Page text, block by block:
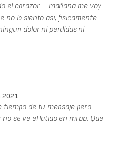
el corazon.... mañana me voy
no lo siento asi, fisicamente
dolor ni perdidas ni
2021
tiempo de tu mensaje pero
se ve el latido en mi bb. Que